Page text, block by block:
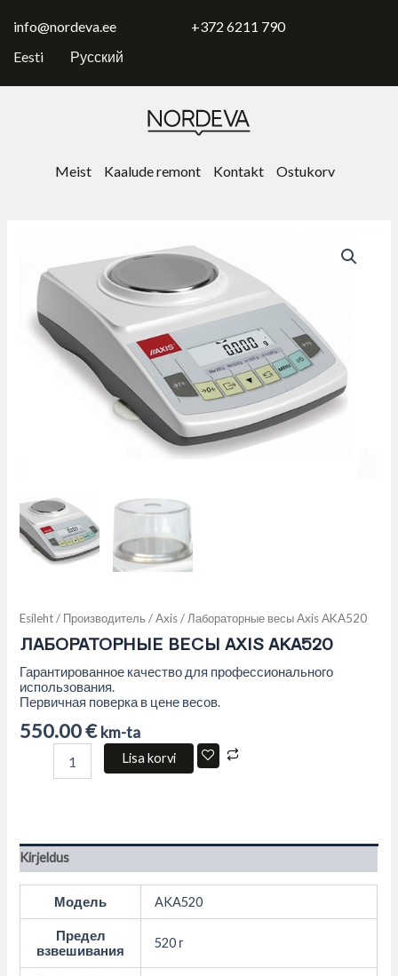
content
info@nordeva.ee
+372 6211 790
Eesti
Русский
Meist Kaalude remont Kontakt Ostukorv
Esileht/ Производитель /Axis/ Лабораторные весы Axis AKA520
ЛАБОРАТОРНЫЕ ВЕСЫ AXIS AKA520
Гарантированное качество для профессионального
использования.
Первичная поверка в цене весов.
550.00€ km-ta
Axis
AKA520
Lisa korvi
Kirjeldus
Модель AKA520
Предел
взвешивания
520 г
kogus